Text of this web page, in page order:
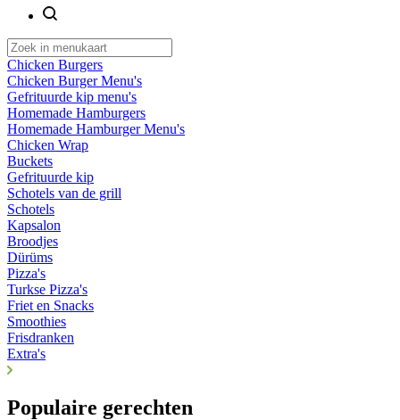
Chicken Burgers
Chicken Burger Menu's
Gefrituurde kip menu's
Homemade Hamburgers
Homemade Hamburger Menu's
Chicken Wrap
Buckets
Gefrituurde kip
Schotels van de grill
Schotels
Kapsalon
Broodjes
Dürüms
Pizza's
Turkse Pizza's
Friet en Snacks
Smoothies
Frisdranken
Extra's
Populaire gerechten